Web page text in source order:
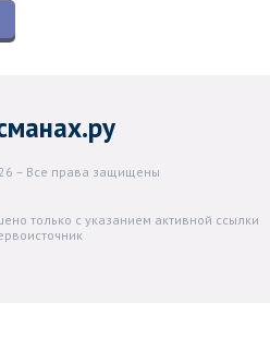
– Все права защищены
только с указанием активной ссылки